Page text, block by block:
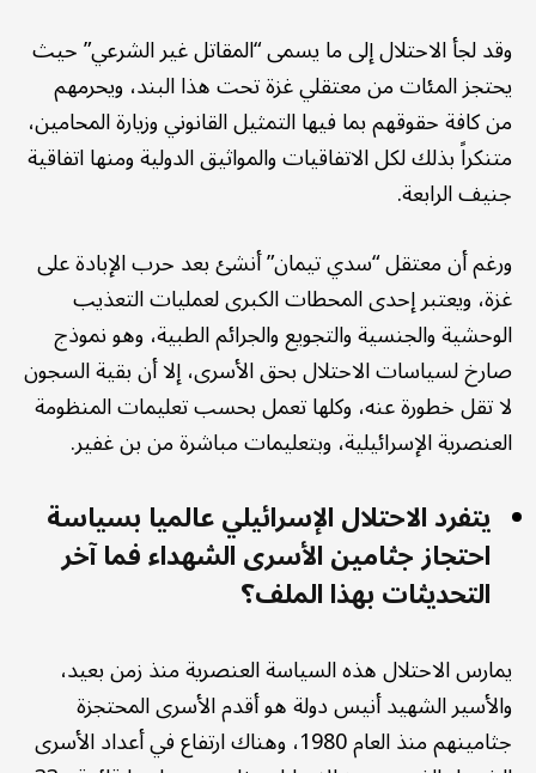
وقد لجأ الاحتلال إلى ما يسمى “المقاتل غير الشرعي” حيث
يحتجز المئات من معتقلي غزة تحت هذا البند، ويحرمهم
من كافة حقوقهم بما فيها التمثيل القانوني وزيارة المحامين،
متنكراً بذلك لكل الاتفاقيات والمواثيق الدولية ومنها اتفاقية
جنيف الرابعة.
ورغم أن معتقل “سدي تيمان” أنشئ بعد حرب الإبادة على
غزة، ويعتبر إحدى المحطات الكبرى لعمليات التعذيب
الوحشية والجنسية والتجويع والجرائم الطبية، وهو نموذج
صارخ لسياسات الاحتلال بحق الأسرى، إلا أن بقية السجون
لا تقل خطورة عنه، وكلها تعمل بحسب تعليمات المنظومة
العنصرية الإسرائيلية، وبتعليمات مباشرة من بن غفير.
يتفرد الاحتلال الإسرائيلي عالميا بسياسة
احتجاز جثامين الأسرى الشهداء فما آخر
التحديثات بهذا الملف؟
يمارس الاحتلال هذه السياسة العنصرية منذ زمن بعيد،
والأسير الشهيد أنيس دولة هو أقدم الأسرى المحتجزة
جثامينهم منذ العام 1980، وهناك ارتفاع في أعداد الأسرى